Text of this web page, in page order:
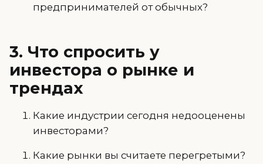
предпринимателей от обычных?
3. Что спросить у
инвестора о рынке и
трендах
Какие индустрии сегодня недооценены
инвесторами?
Какие рынки вы считаете перегретыми?